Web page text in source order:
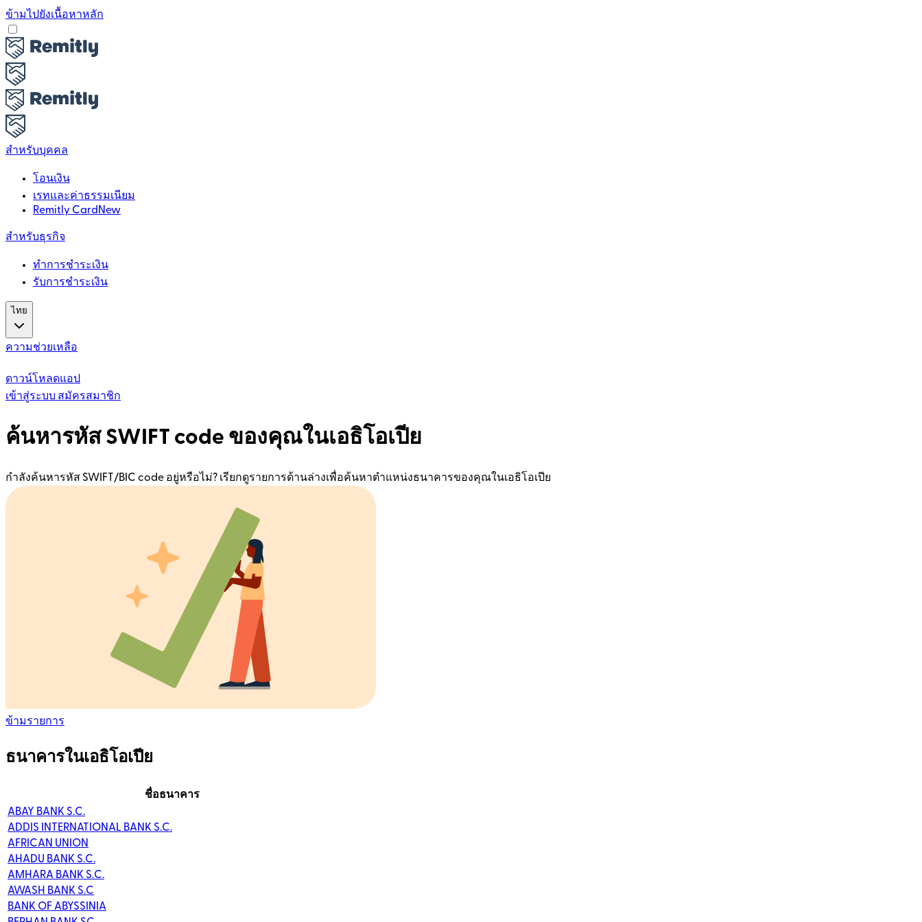
ข้ามไปยังเนื้อหาหลัก
สำหรับบุคคล
โอนเงิน
เรทและค่าธรรมเนียม
Remitly Card New
สำหรับธุรกิจ
ทำการชำระเงิน
รับการชำระเงิน
ไทย
ความช่วยเหลือ
ดาวน์โหลดแอป
เข้าสู่ระบบ สมัครสมาชิก
ค้นหารหัส SWIFT code ของคุณในเอธิโอเปีย
กำลังค้นหารหัส SWIFT/BIC code อยู่หรือไม่? เรียกดูรายการด้านล่างเพื่อค้นหาตำแหน่งธนาคารของคุณในเอธิโอเปีย
ข้ามรายการ
ธนาคารในเอธิโอเปีย
ชื่อธนาคาร
ABAY BANK S.C.
ADDIS INTERNATIONAL BANK S.C.
AFRICAN UNION
AHADU BANK S.C.
AMHARA BANK S.C.
AWASH BANK S.C
BANK OF ABYSSINIA